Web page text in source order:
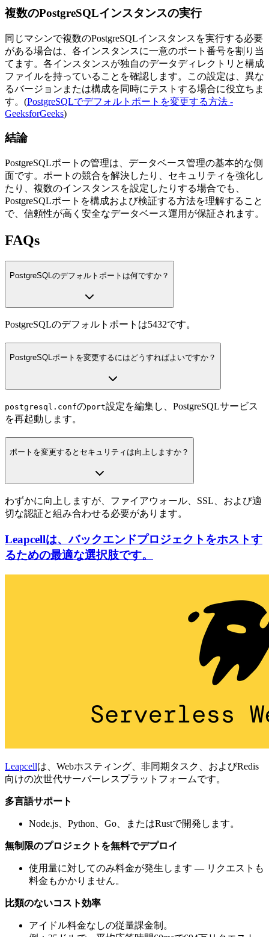
複数のPostgreSQLインスタンスの実行
同じマシンで複数のPostgreSQLインスタンスを実行する必要
がある場合は、各インスタンスに一意のポート番号を割り当
てます。各インスタンスが独自のデータディレクトリと構成
ファイルを持っていることを確認します。この設定は、異な
るバージョンまたは構成を同時にテストする場合に役立ちま
す。(PostgreSQLでデフォルトポートを変更する方法 -
GeeksforGeeks)
結論
PostgreSQLポートの管理は、データベース管理の基本的な側
面です。ポートの競合を解決したり、セキュリティを強化し
たり、複数のインスタンスを設定したりする場合でも、
PostgreSQLポートを構成および検証する方法を理解すること
で、信頼性が高く安全なデータベース運用が保証されます。
FAQs
PostgreSQLのデフォルトポートは何ですか？
PostgreSQLのデフォルトポートは5432です。
PostgreSQLポートを変更するにはどうすればよいですか？
postgresql.confのport設定を編集し、PostgreSQLサービス
を再起動します。
ポートを変更するとセキュリティは向上しますか？
わずかに向上しますが、ファイアウォール、SSL、および適
切な認証と組み合わせる必要があります。
Leapcellは、バックエンドプロジェクトをホストす
るための最適な選択肢です。
Leapcellは、Webホスティング、非同期タスク、およびRedis
向けの次世代サーバーレスプラットフォームです。
多言語サポート
Node.js、Python、Go、またはRustで開発します。
無制限のプロジェクトを無料でデプロイ
使用量に対してのみ料金が発生します — リクエストも
料金もかかりません。
比類のないコスト効率
アイドル料金なしの従量課金制。